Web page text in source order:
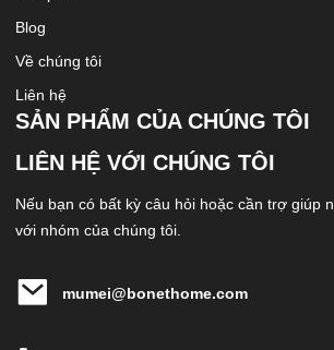
Blog
Về chúng tôi
Liên hệ
SẢN PHẨM CỦA CHÚNG TÔI
LIÊN HỆ VỚI CHÚNG TÔI
Nếu bạn có bất kỳ câu hỏi hoặc cần trợ giúp
với nhóm của chúng tôi.
mumei@bonethome.com